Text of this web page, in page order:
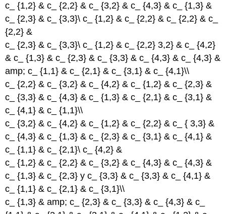
c_ {1,2} & c_ {2,2} & c_ {3,2} & c_ {4,3} & c_ {1,3} &
c_ {2,3} & c_ {3,3}\ c_ {1,2} & c_ {2,2} & c_ {2,2} & c_
{2,2} &
c_ {2,3} & c_ {3,3}\ c_ {1,2} & c_ {2,2} 3,2} & c_ {4,2}
& c_ {1,3} & c_ {2,3} & c_ {3,3} & c_ {4,3} & c_ {4,3} &
amp; c_ {1,1} & c_ {2,1} & c_ {3,1} & c_ {4,1}\\
c_ {2,2} & c_ {3,2} & c_ {4,2} & c_ {1,2} & c_ {2,3} &
c_ {3,3} & c_ {4,3} & c_ {1,3} & c_ {2,1} & c_ {3,1} &
c_ {4,1} & c_ {1,1}\\
c_ {3,2} & c_ {4,2} & c_ {1,2} & c_ {2,2} & c_ { 3,3} &
c_ {4,3} & c_ {1,3} & c_ {2,3} & c_ {3,1} & c_ {4,1} &
c_ {1,1} & c_ {2,1}\ c_ {4,2} &
c_ {1,2} & c_ {2,2} & c_ {3,2} & c_ {4,3} & c_ {4,3} &
c_ {1,3} & c_ {2,3} y c_ {3,3} & c_ {3,3} & c_ {4,1} &
c_ {1,1} & c_ {2,1} & c_ {3,1}\\
c_ {1,3} & amp; c_ {2,3} & c_ {3,3} & c_ {4,3} & c_